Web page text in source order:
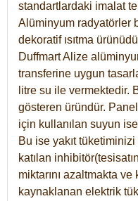
standartlardaki imalat
Alüminyum radyatörler
dekoratif ısıtma
Duffmart Alize
transferine uygun
litre su ile vermektedir.
gösteren üründür.
için kullanılan suyun
Bu ise yakıt
katılan
miktarını azaltmakta ve
kaynaklanan elektrik